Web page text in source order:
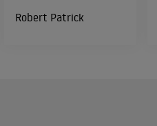
Robert Patrick